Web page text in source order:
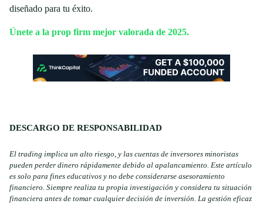
diseñado para tu éxito.
Únete a la prop firm mejor valorada de 2025.
DESCARGO DE RESPONSABILIDAD
El trading implica un alto riesgo, y las cuentas de inversores minoristas
pueden perder dinero rápidamente debido al apalancamiento. Este artículo
es solo para fines educativos y no debe considerarse asesoramiento
financiero. Siempre realiza tu propia investigación y considera tu situación
financiera antes de tomar cualquier decisión de inversión. La gestión eficaz